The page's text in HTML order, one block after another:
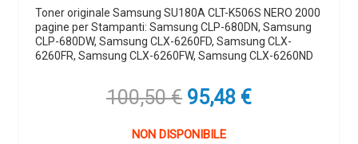
Toner originale Samsung SU180A CLT-K506S NERO 2000
pagine per Stampanti: Samsung CLP-680DN, Samsung
CLP-680DW, Samsung CLX-6260FD, Samsung CLX-
6260FR, Samsung CLX-6260FW, Samsung CLX-6260ND
100,50€ Il
prezzo
originale
95,48 €Il
NON DISPONIBILE